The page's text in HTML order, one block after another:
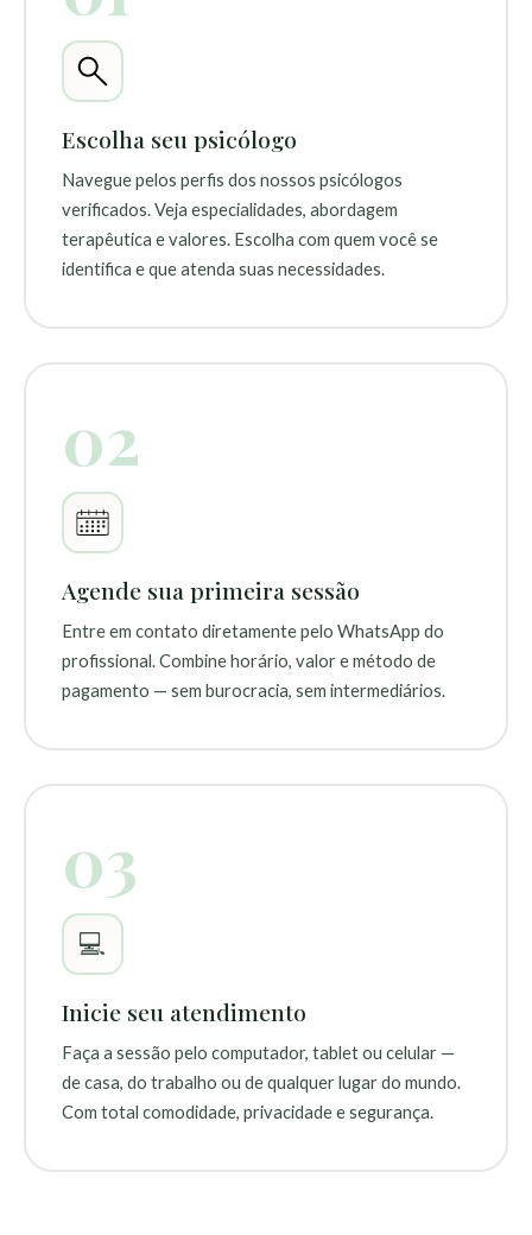
Escolha seu psicólogo
Navegue pelos perfis dos nossos psicólogos
verificados. Veja especialidades, abordagem
terapêutica e valores. Escolha com quem você se
identifica e que atenda suas necessidades.
02
Agende sua primeira sessão
Entre em contato diretamente pelo WhatsApp do
profissional. Combine horário, valor e método de
pagamento — sem burocracia, sem intermediários.
03
💻
Inicie seu atendimento
Faça a sessão pelo computador, tablet ou celular —
de casa, do trabalho ou de qualquer lugar do mundo.
Com total comodidade, privacidade e segurança.